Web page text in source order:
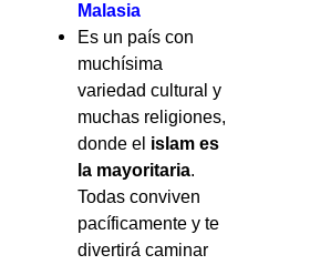
Malasia
Es un país con
muchísima
variedad cultural y
muchas religiones,
donde el islam es
la mayoritaria.
Todas conviven
pacíficamente y te
divertirá caminar